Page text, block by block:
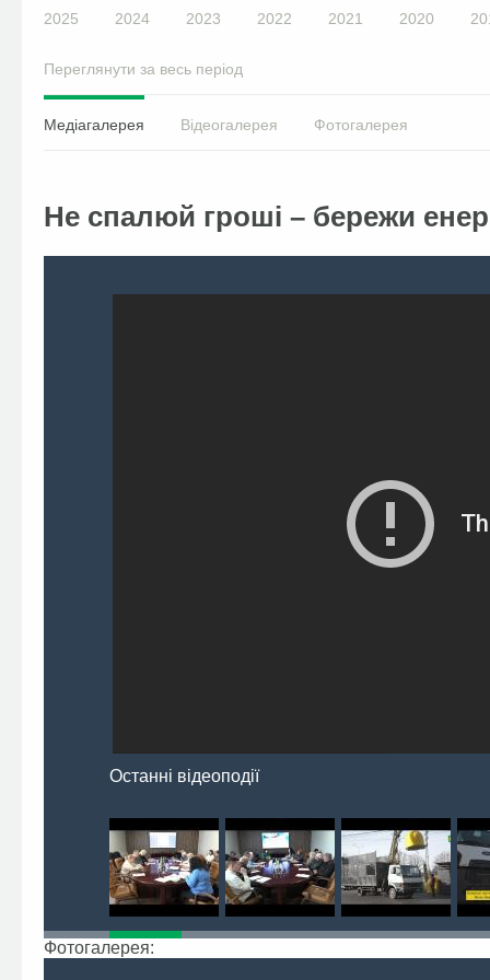
2025 2024 2023 2022 2021 2020
Переглянути за весь період
Медіагалерея Відеогалерея Фотогалерея
Не спалюй гроші – бережи
Останні відеоподії
Фотогалерея: